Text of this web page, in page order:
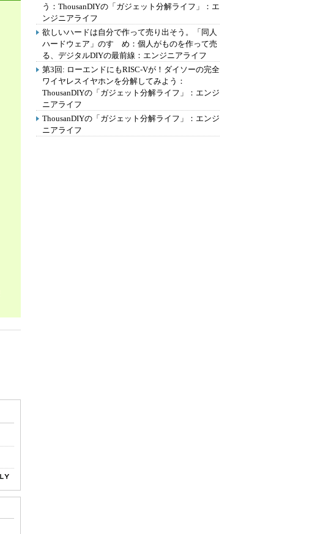
う：ThousanDIYの「ガジェット分解ライフ」：エ
ンジニアライフ
欲しいハードは自分で作って売り出そう。「同人
ハードウェア」のすゝめ：個人がものを作って売
る、デジタルDIYの最前線：エンジニアライフ
第3回: ローエンドにもRISC-Vが！ダイソーの完全
ワイヤレスイヤホンを分解してみよう：
ThousanDIYの「ガジェット分解ライフ」：エンジ
ニアライフ
ThousanDIYの「ガジェット分解ライフ」：エンジ
ニアライフ